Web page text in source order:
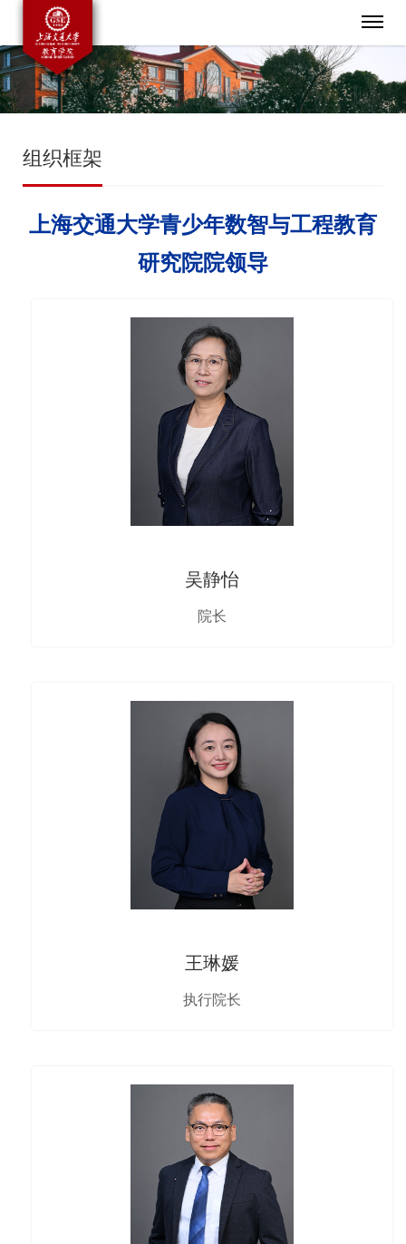
组织框架
上海交通大学青少年数智与工程教育
研究院院领导
吴静怡
院长
王琳媛
执行院长